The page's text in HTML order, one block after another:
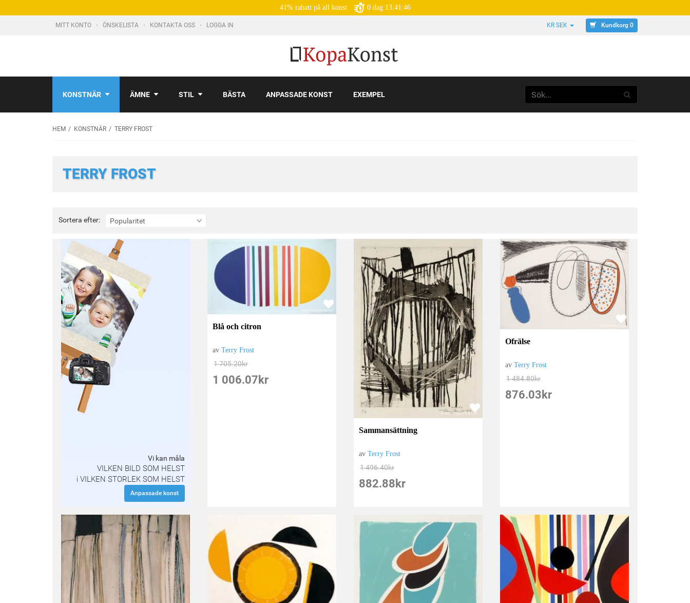
41% rabatt på all konst 0 dag 13:41:45
MITT KONTO ÖNSKELISTA KONTAKTA OSS LOGGA IN KR SEK Kundkorg 0
KONSTNÄR ÄMNE STIL BÄSTA ANPASSADE KONST EXEMPEL
HEM KONSTNÄR TERRY FROST
TERRY FROST
Sortera efter: Popularitet
Sortera
efter:
Vi kan måla
VILKEN BILD SOM HELST
i VILKEN STORLEK SOM HELST
Anpassade konst
Blå och citron
avTerry Frost
1 705.20kr
1 006.07 kr
Sammansättning
avTerry Frost
1 496.40kr
882.88 kr
Ofrälse
avTerry Frost
1 484.80kr
876.03 kr